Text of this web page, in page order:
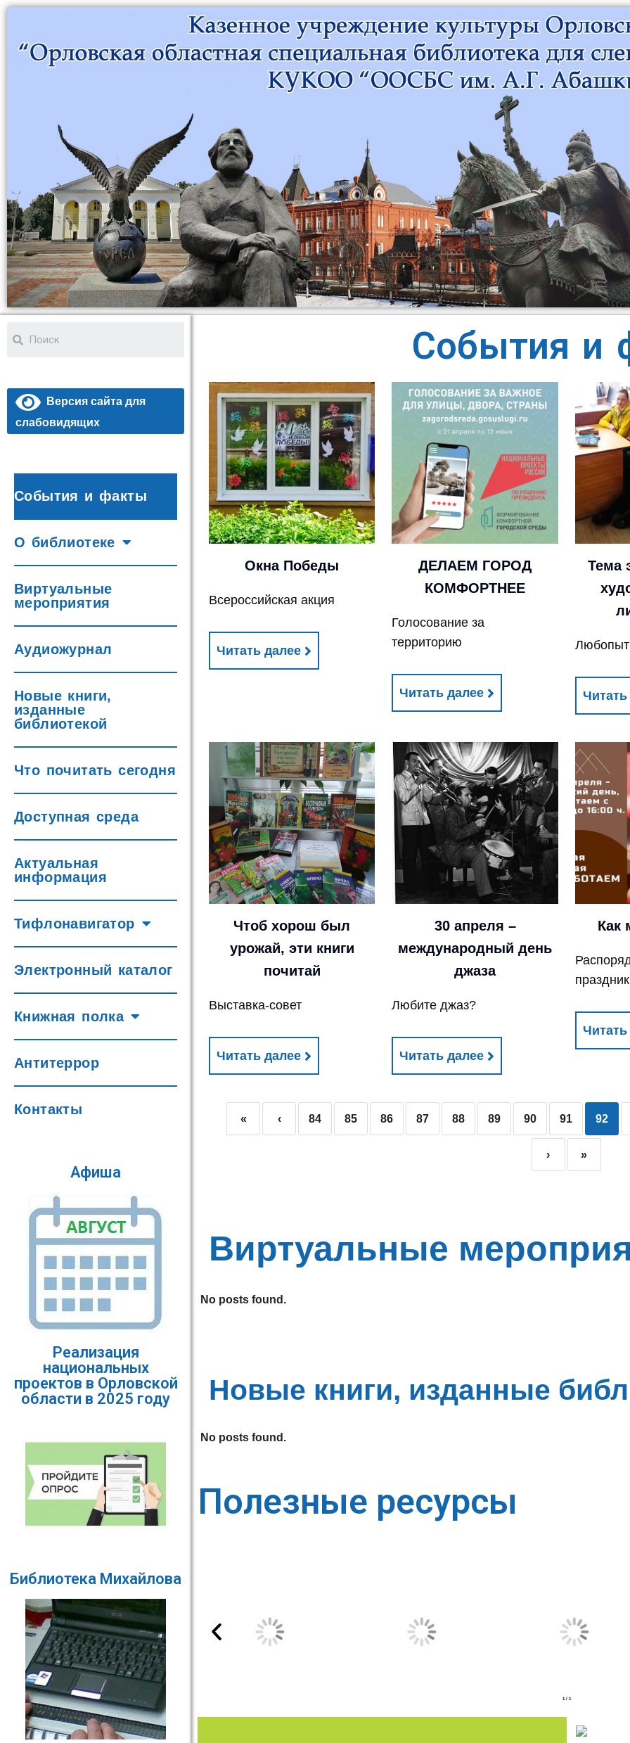
Версия сайта для
слабовидящих
События и факты
О библиотеке
Виртуальные
мероприятия
Аудиожурнал
Новые книги,
изданные
библиотекой
Что почитать сегодня
Доступная среда
Актуальная
информация
Тифлонавигатор
Электронный каталог
Книжная полка
Антитеррор
Контакты
Афиша
Реализация
национальных
проектов в Орловской
области в 2025 году
Библиотека Михайлова
События и
Окна Победы
Всероссийская акция
Читать далее
ДЕЛАЕМ ГОРОД
КОМФОРТНЕЕ
Голосование за
территорию
Читать далее
Тема
Чтоб хорош был
урожай, эти книги
почитай
Выставка-совет
Читать далее
30 апреля –
международный день
джаза
Любите джаз?
Читать далее
Как
« ‹ 84 85 86 87 88 89 90 91 92
› »
Виртуальные
No posts found.
Новые книги, изданные
No posts found.
Полезные ресурсы
1/ 1